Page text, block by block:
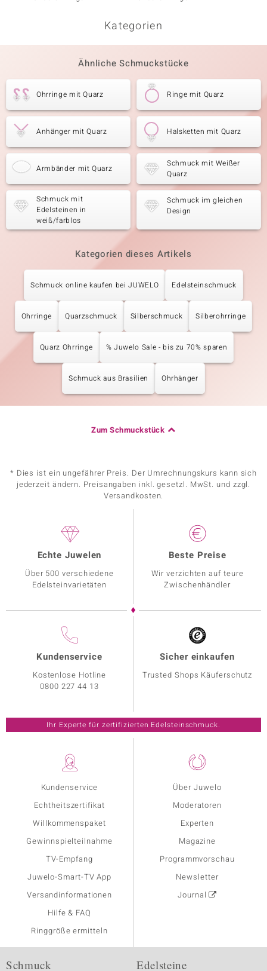
Kategorien
Ähnliche Schmuckstücke
Ohrringe mit Quarz Ringe mit Quarz
Anhänger mit Quarz Halsketten mit Quarz
Armbänder mit Quarz
Schmuck mit Weißer
Quarz
Schmuck mit
Edelsteinen in
weiß/farblos
Schmuck im gleichen
Design
Kategorien dieses Artikels
Schmuck online kaufen bei JUWELO Edelsteinschmuck
Ohrringe Quarzschmuck Silberschmuck Silberohrringe
Quarz Ohrringe % Juwelo Sale - bis zu 70% sparen
Schmuck aus Brasilien Ohrhänger
Zum Schmuckstück
* Dies ist ein ungefährer Preis. Der Umrechnungskurs kann sich
jederzeit ändern. Preisangaben inkl. gesetzl. MwSt. und zzgl.
Versandkosten.
Kundenservice
Echtheitszertifikat
Willkommenspaket
Gewinnspielteilnahme
TV-Empfang
Juwelo-Smart-TV App
Versandinformationen
Hilfe & FAQ
Ringgröße ermitteln
Über Juwelo
Moderatoren
Experten
Magazine
Programmvorschau
Newsletter
Journal
Echte Juwelen
Über 500 verschiedene
Edelsteinvarietäten
Beste Preise
Wir verzichten auf teure
Zwischenhändler
Kundenservice
Kostenlose Hotline
0800 227 44 13
Sicher einkaufen
Trusted Shops Käuferschutz
Ihr Experte für zertifizierten Edelsteinschmuck.
Schmuck Edelsteine